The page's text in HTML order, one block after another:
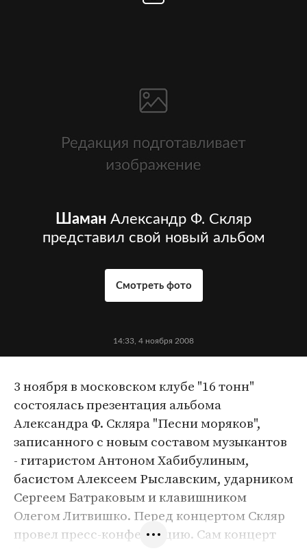
Шаман Александр Ф. Скляр
представил свой новый альбом
Смотреть фото
14:33, 4 ноября 2008
3 ноября в московском клубе "16 тонн"
состоялась презентация альбома
Александра Ф. Скляра "Песни моряков",
записанного с новым составом музыкантов
- гитаристом Антоном Хабибулиным,
басистом Алексеем Рыславским, ударником
Сергеем Батраковым и клавишником
Олегом Литвишко. Перед концертом Скляр
провел пресс-конференцию. Сам концерт